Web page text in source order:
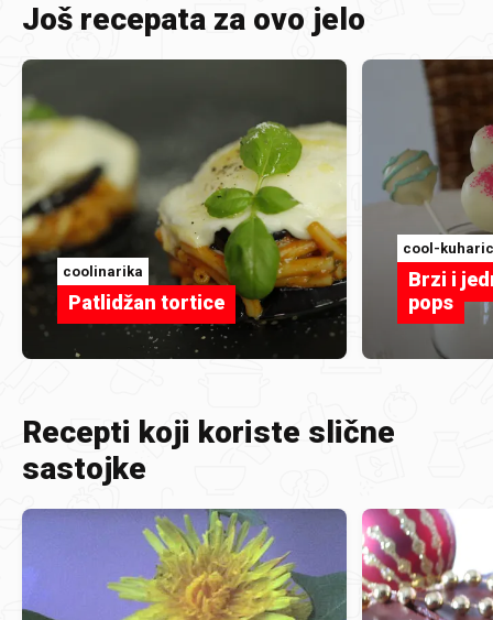
Još recepata za ovo jelo
coolinarika
Patlidžan tortice
cool-
Brzi i
pops
Recepti koji koriste slične
sastojke